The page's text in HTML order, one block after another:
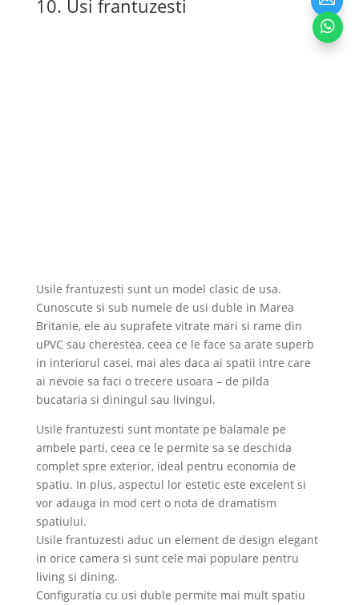
10. Usi frantuzesti
Usile frantuzesti sunt un model clasic de usa.
Cunoscute si sub numele de usi duble in Marea
Britanie, ele au suprafete vitrate mari si rame din
uPVC sau cherestea, ceea ce le face sa arate superb
in interiorul casei, mai ales daca ai spatii intre care
ai nevoie sa faci o trecere usoara – de pilda
bucataria si diningul sau livingul.
Usile frantuzesti sunt montate pe balamale pe
ambele parti, ceea ce le permite sa se deschida
complet spre exterior, ideal pentru economia de
spatiu. In plus, aspectul lor estetic este excelent si
vor adauga in mod cert o nota de dramatism
spatiului.
Usile frantuzesti aduc un element de design elegant
in orice camera si sunt cele mai populare pentru
living si dining.
Configuratia cu usi duble permite mai mult spatiu
